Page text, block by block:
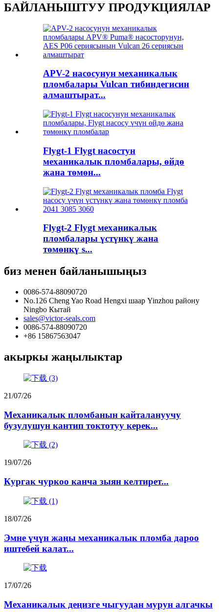
БАЙЛАНЫШТУУ ПРОДУКЦИЯЛАР
APV-2 насосунун механикалык
пломбалары Vulcan тибиндегисин
алмаштырат...
Flygt-1 Flygt насостун
механикалык пломбалары, өйдө
жана төмөн...
Flygt-2 Flygt механикалык
пломбалары үстүнкү жана
төмөнкү s...
биз менен байланышыңыз
0086-574-88090720
No.126 Cheng Yao Road Hengxi шаар Yinzhou району
Ningbo Кытай
sales@victor-seals.com
0086-574-88090720
+86 15867563047
акыркы жаңылыктар
21/07/26
Механикалык пломбанын кайталануучу
бузулушун кантип токтотуу керек...
19/07/26
Кургак чуркоо канча зыян келтирет...
18/07/26
Эмне үчүн жаңы механикалык пломба дароо
иштебей калат...
17/07/26
Механикалык деңизге чыгуудан мурун алгачкы